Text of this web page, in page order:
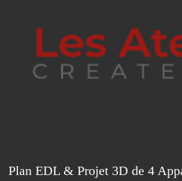
Plan EDL & Projet 3D de 4